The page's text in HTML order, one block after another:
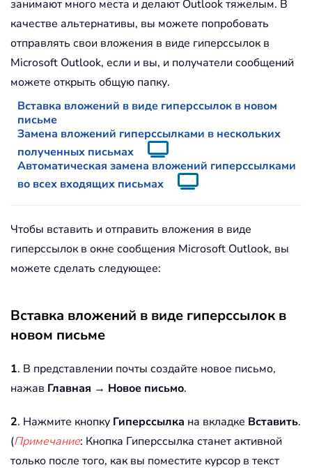
занимают много места и делают Outlook тяжелым. В
качестве альтернативы, вы можете попробовать
отправлять свои вложения в виде гиперссылок в
Microsoft Outlook, если и вы, и получатели сообщений
можете открыть общую папку.
Вставка вложений в виде гиперссылок в новом
письме
Замена вложений гиперссылками в нескольких
полученных письмах
Автоматическая замена вложений гиперссылками
во всех входящих письмах
Чтобы вставить и отправить вложения в виде
гиперссылок в окне сообщения Microsoft Outlook, вы
можете сделать следующее:
Вставка вложений в виде гиперссылок в
новом письме
1. В представлении почты создайте новое письмо,
нажав Главная → Новое письмо.
2. Нажмите кнопку Гиперссылка на вкладке Вставить.
(Примечание: Кнопка Гиперссылка станет активной
только после того, как вы поместите курсор в текст